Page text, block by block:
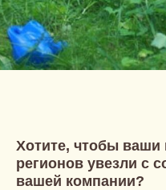
Хотите, чтобы ваши
регионов увезли с
вашей компании?